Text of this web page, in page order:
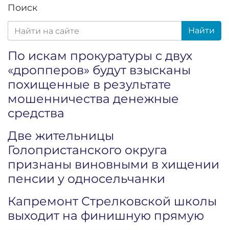
Поиск
Найти
По искам прокуратуры с двух
«дропперов» будут взысканы
похищенные в результате
мошенничества денежные
средства
Две жительницы
Голопристанского округа
признаны виновными в хищении
пенсии у односельчанки
Капремонт Стрелковской школы
выходит на финишную прямую